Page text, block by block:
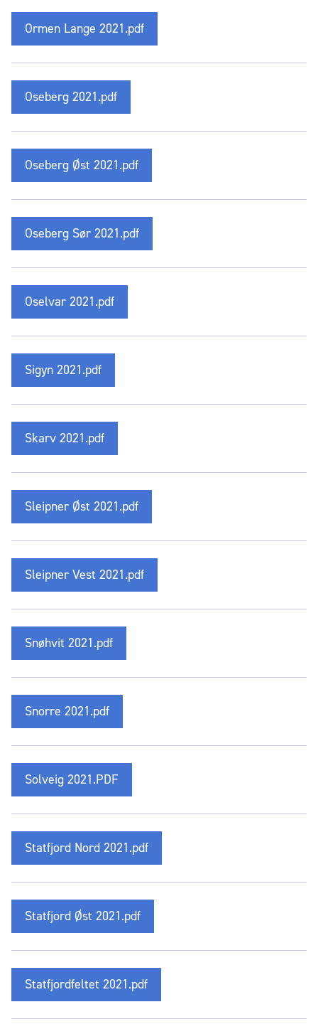
Ormen Lange 2021.pdf
Oseberg 2021.pdf
Oseberg Øst 2021.pdf
Oseberg Sør 2021.pdf
Oselvar 2021.pdf
Sigyn 2021.pdf
Skarv 2021.pdf
Sleipner Øst 2021.pdf
Sleipner Vest 2021.pdf
Snøhvit 2021.pdf
Snorre 2021.pdf
Solveig 2021.PDF
Statfjord Nord 2021.pdf
Statfjord Øst 2021.pdf
Statfjordfeltet 2021.pdf